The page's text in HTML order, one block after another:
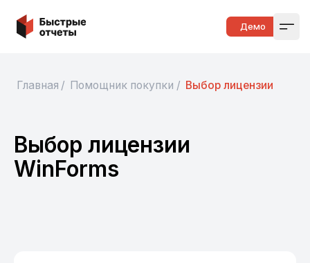
Быстрые отчеты Демо
Главная / Помощник покупки / Выбор лицензии
Выбор лицензии
WinForms